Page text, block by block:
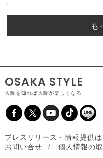
も
OSAKA STYLE
大阪を知れば大阪が楽しくなる
プレスリリース・情報提供は
お問い合せ
個人情報の